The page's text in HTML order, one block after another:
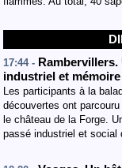
17:44 - Rambervillers.
industriel et
Les participants à la
découvertes ont
le château de la Forge.
passé industriel et social